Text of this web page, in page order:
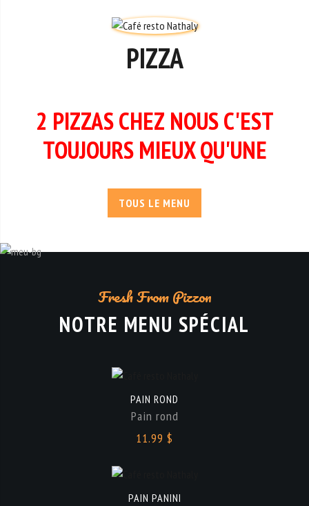
PIZZA
2 PIZZAS CHEZ NOUS C'EST
TOUJOURS MIEUX QU'UNE
TOUS LE MENU
Fresh From Pizzon
NOTRE MENU SPÉCIAL
PAIN ROND
Pain rond
11.99 $
PAIN PANINI